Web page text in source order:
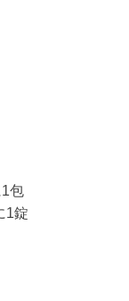
包
1錠